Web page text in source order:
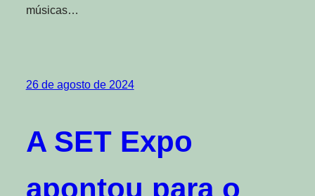
músicas…
26 de agosto de 2024
A SET Expo
apontou para o